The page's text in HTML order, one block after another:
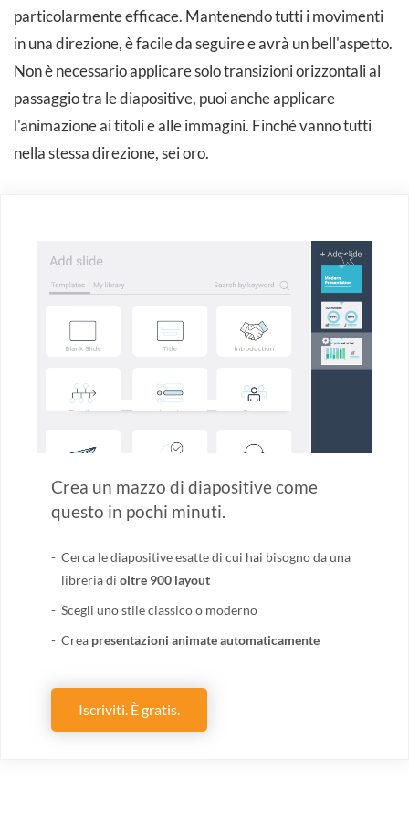
particolarmente efficace. Mantenendo tutti i movimenti
in una direzione, è facile da seguire e avrà un bell'aspetto.
Non è necessario applicare solo transizioni orizzontali al
passaggio tra le diapositive, puoi anche applicare
l'animazione ai titoli e alle immagini. Finché vanno tutti
nella stessa direzione, sei oro.
Crea un mazzo di diapositive come
questo in pochi minuti.
Cerca le diapositive esatte di cui hai bisogno da una
libreria di oltre 900 layout
Scegli uno stile classico o moderno
Crea presentazioni animate automaticamente
Iscriviti. È gratis.